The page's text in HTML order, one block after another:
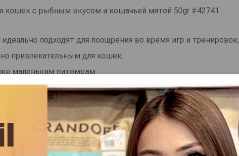
кошек с рыбным вкусом и кошачьей мятой 50gr #42741.
подходят для поощрения во время игр и тренировок,
привлекательным для кошек.
маленьким питомцам.
и любимее для питомца.